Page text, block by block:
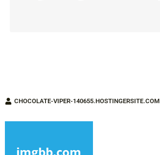
CHOCOLATE-VIPER-140655.HOSTINGERSITE.COM